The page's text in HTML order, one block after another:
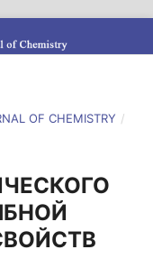
OF CHEMISTRY /